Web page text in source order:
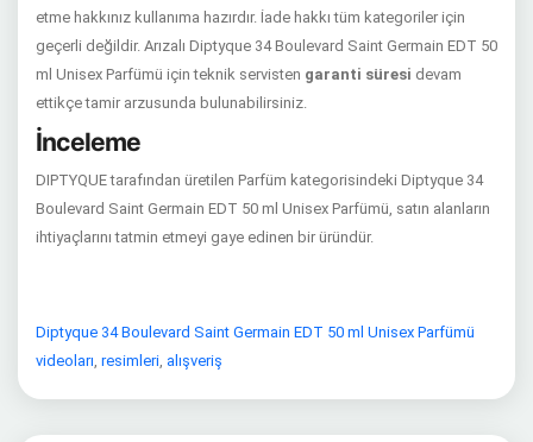
etme hakkınız kullanıma hazırdır. İade hakkı tüm kategoriler için
geçerli değildir. Arızalı Diptyque 34 Boulevard Saint Germain EDT 50
ml Unisex Parfümü için teknik servisten garanti süresi devam
ettikçe tamir arzusunda bulunabilirsiniz.
İnceleme
DIPTYQUE tarafından üretilen Parfüm kategorisindeki Diptyque 34
Boulevard Saint Germain EDT 50 ml Unisex Parfümü, satın alanların
ihtiyaçlarını tatmin etmeyi gaye edinen bir üründür.
Diptyque 34 Boulevard Saint Germain EDT 50 ml Unisex Parfümü
videoları, resimleri, alışveriş